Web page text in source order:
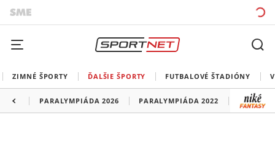
ZIMNÉ ŠPORTY ĎALŠIE ŠPORTY FUTBALOVÉ ŠTADIÓNY
PARALYMPIÁDA 2026 PARALYMPIÁDA 2022